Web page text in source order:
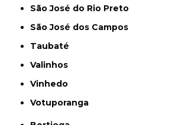
São José do Rio Preto
São José dos Campos
Taubaté
Valinhos
Vinhedo
Votuporanga